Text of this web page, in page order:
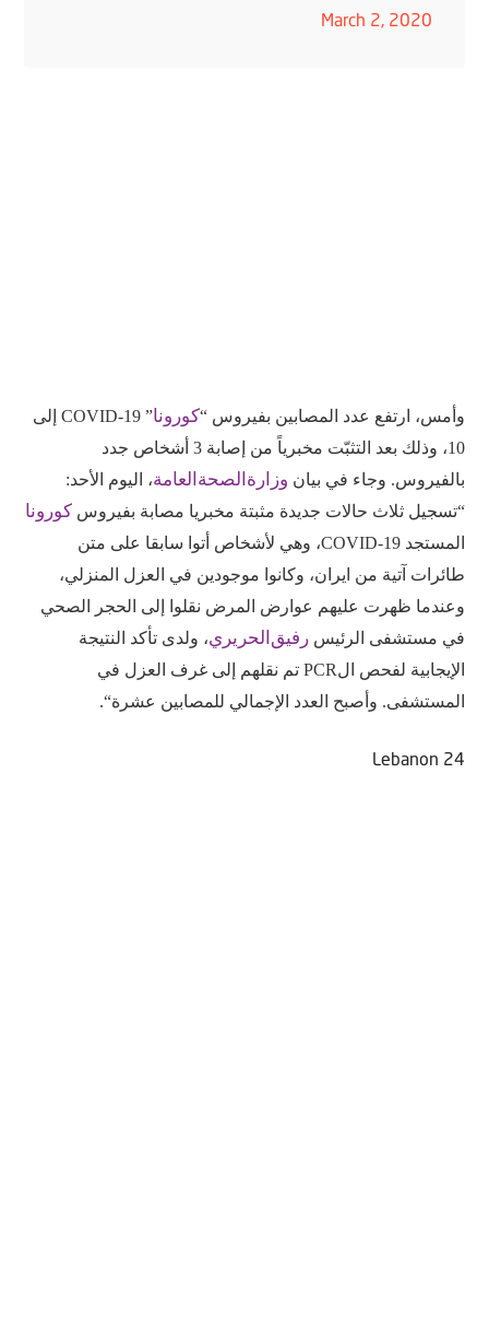
March 2, 2020
وأمس، ارتفع عدد المصابين بفيروس “كورونا” COVID-19
إلى
10، وذلك بعد التثبّت مخبرياً من إصابة 3 أشخاص جدد
بالفيروس. وجاء في بيان وزارة الصحة العامة، اليوم الأحد:
“تسجيل ثلاث حالات جديدة مثبتة مخبريا مصابة بفيروس كورونا
المستجد COVID-19 ، وهي لأشخاص أتوا سابقا على متن
طائرات آتية من ايران، وكانوا موجودين في العزل المنزلي،
وعندما ظهرت عليهم عوارض المرض نقلوا إلى الحجر
الصحي
في مستشفى الرئيس رفيق الحريري، ولدى تأكد النتيجة
الإيجابية لفحص الPCR تم نقلهم إلى غرف العزل في
المستشفى. وأصبح العدد الإجمالي للمصابين عشرة“.
Lebanon 24